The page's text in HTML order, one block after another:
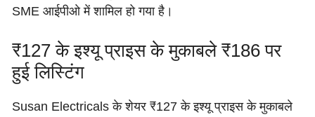
SME आईपीओ में शामिल हो गया है।
₹127 के इश्यू प्राइस के मुकाबले ₹186 पर
हुई लिस्टिंग
Susan Electricals के शेयर ₹127 के इश्यू प्राइस के मुकाबले